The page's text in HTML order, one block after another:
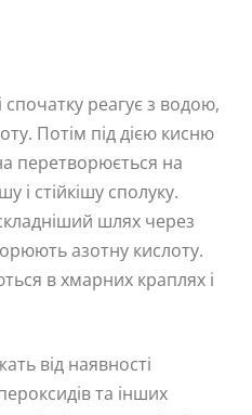
спочатку реагує з водою,
Потім під дією кисню
перетворюється на
і стійкішу сполуку.
шлях через
азотну кислоту.
в хмарних краплях і
від наявності
та інших